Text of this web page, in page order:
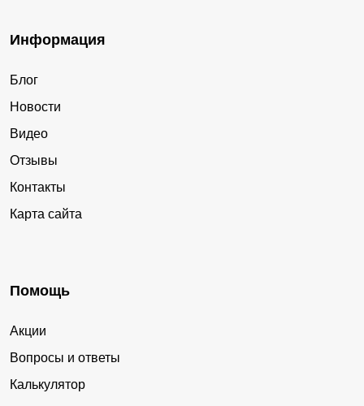
Информация
Блог
Новости
Видео
Отзывы
Контакты
Карта сайта
Помощь
Акции
Вопросы и ответы
Калькулятор